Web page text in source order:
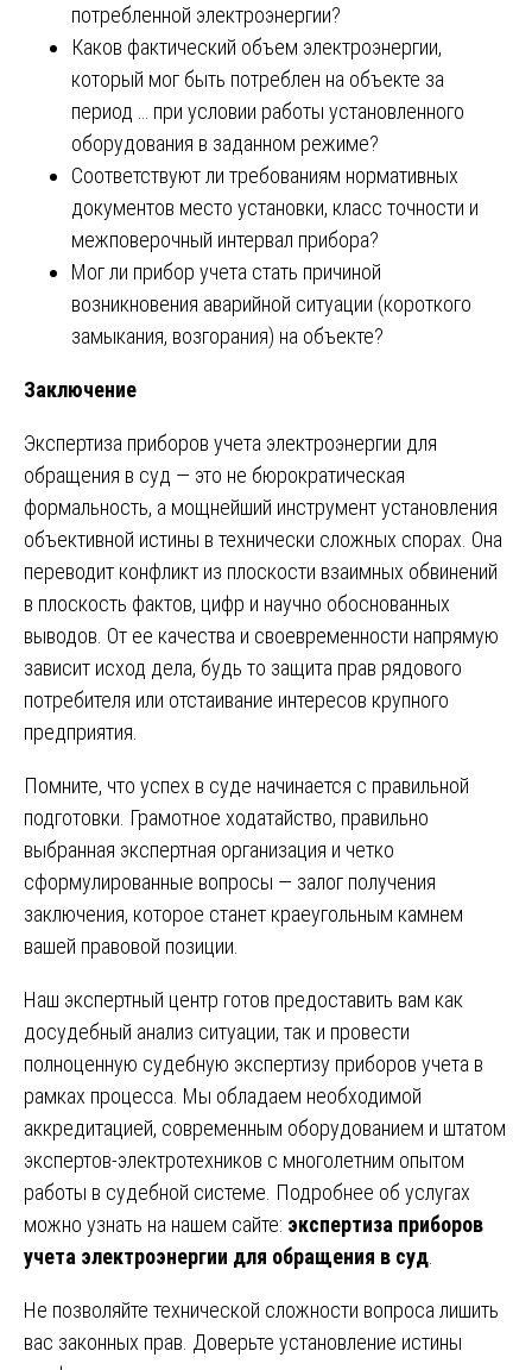
потребленной электроэнергии?
Каков фактический объем электроэнергии,
который мог быть потреблен на объекте за
период … при условии работы установленного
оборудования в заданном режиме?
Соответствуют ли требованиям нормативных
документов место установки, класс точности и
межповерочный интервал прибора?
Мог ли прибор учета стать причиной
возникновения аварийной ситуации (короткого
замыкания, возгорания) на объекте?
Заключение
Экспертиза приборов учета электроэнергии для
обращения в суд — это не бюрократическая
формальность, а мощнейший инструмент установления
объективной истины в технически сложных спорах. Она
переводит конфликт из плоскости взаимных обвинений
в плоскость фактов, цифр и научно обоснованных
выводов. От ее качества и своевременности напрямую
зависит исход дела, будь то защита прав рядового
потребителя или отстаивание интересов крупного
предприятия.
Помните, что успех в суде начинается с правильной
подготовки. Грамотное ходатайство, правильно
выбранная экспертная организация и четко
сформулированные вопросы — залог получения
заключения, которое станет краеугольным камнем
вашей правовой позиции.
Наш экспертный центр готов предоставить вам как
досудебный анализ ситуации, так и провести
полноценную судебную экспертизу приборов учета в
рамках процесса. Мы обладаем необходимой
аккредитацией, современным оборудованием и штатом
экспертов-электротехников с многолетним опытом
работы в судебной системе. Подробнее об услугах
можно узнать на нашем сайте: экспертиза приборов
учета электроэнергии для обращения в суд
Не позволяйте технической сложности вопроса лишить
вас законных прав. Доверьте установление истины